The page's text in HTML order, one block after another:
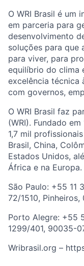
O WRI Brasil é um
em parceria para
desenvolvimento
soluções para que
para viver, para
equilíbrio do clima
excelência técnica
com governos,
O WRI Brasil faz
(WRI). Fundado
1,7 mil
Brasil, China,
Estados Unidos,
África e na Europa.
São Paulo: +55 11
72/1510,
Porto Alegre: +55
1299/401, 90035-
Wribrasil.org –